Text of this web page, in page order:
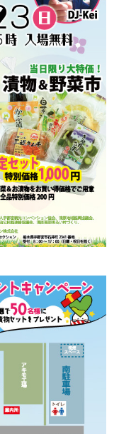
フォトダウン
ロード
パンフレット
ダウンロード
お問い合わせ